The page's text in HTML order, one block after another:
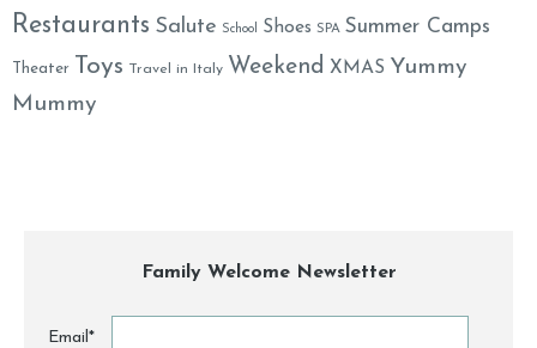
Restaurants Salute School Shoes SPA Summer Camps
Theater Toys Travel in Italy Weekend XMAS Yummy
Mummy
Family Welcome Newsletter
Email*